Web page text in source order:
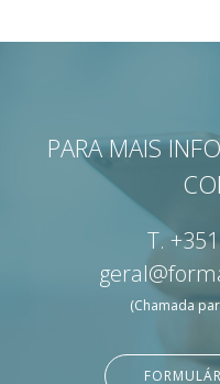
PARA MAIS
T.
(Chamada